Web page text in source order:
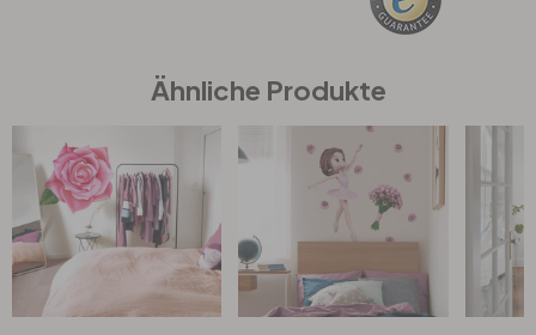
Eingangsbereich
Ähnliche Produkte